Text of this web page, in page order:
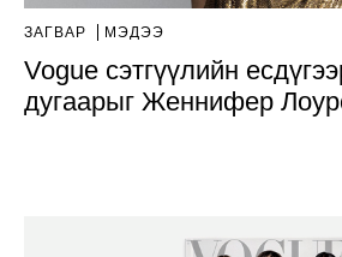
ЗАГВАР МЭДЭЭ
Vogue сэтгүүлийн
дугаарыг Женнифер